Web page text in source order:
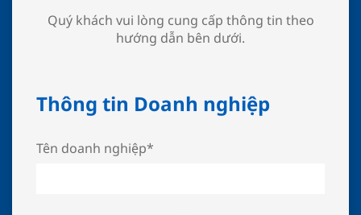
Quý khách vui lòng cung cấp thông tin theo
hướng dẫn bên dưới.
Thông tin Doanh nghiệp
Tên doanh nghiệp*